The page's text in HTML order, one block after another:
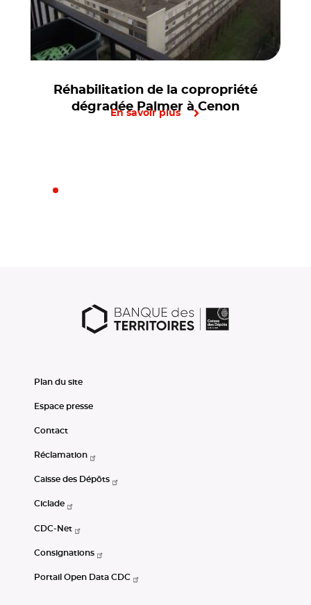
Réhabilitation de la copropriété
dégradée Palmer à Cenon
En savoir plus
Plan du site
Espace presse
Contact
Réclamation
Caisse des Dépôts
Ciclade
CDC-Net
Consignations
Portail Open Data CDC